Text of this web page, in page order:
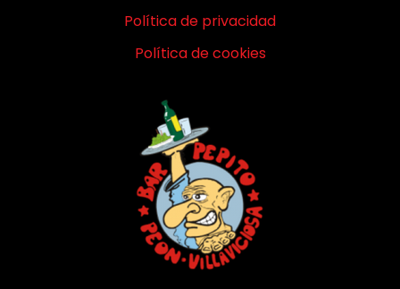
Política de privacidad
Política de cookies